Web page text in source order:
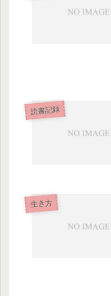
読書記録
生き方